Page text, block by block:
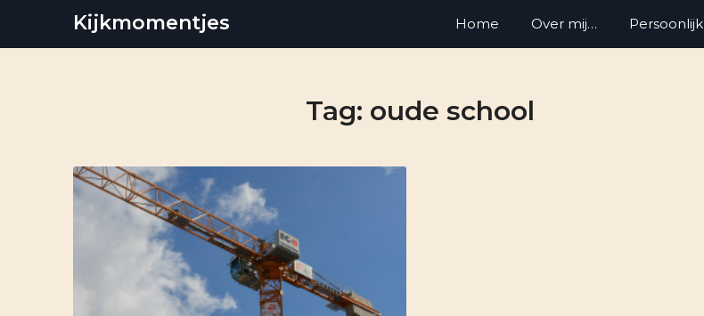
Kijkmomentjes Home Over mij… Persoonlijk
Tag: oude school